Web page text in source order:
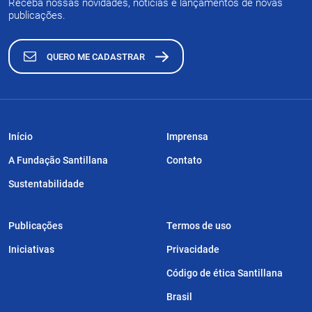
Receba nossas novidades, notícias e lançamentos de novas
publicações.
QUERO ME CADASTRAR
Início
A Fundação Santillana
Sustentabilidade
Publicações
Iniciativas
Imprensa
Contato
Termos de uso
Privacidade
Código de ética Santillana
Brasil